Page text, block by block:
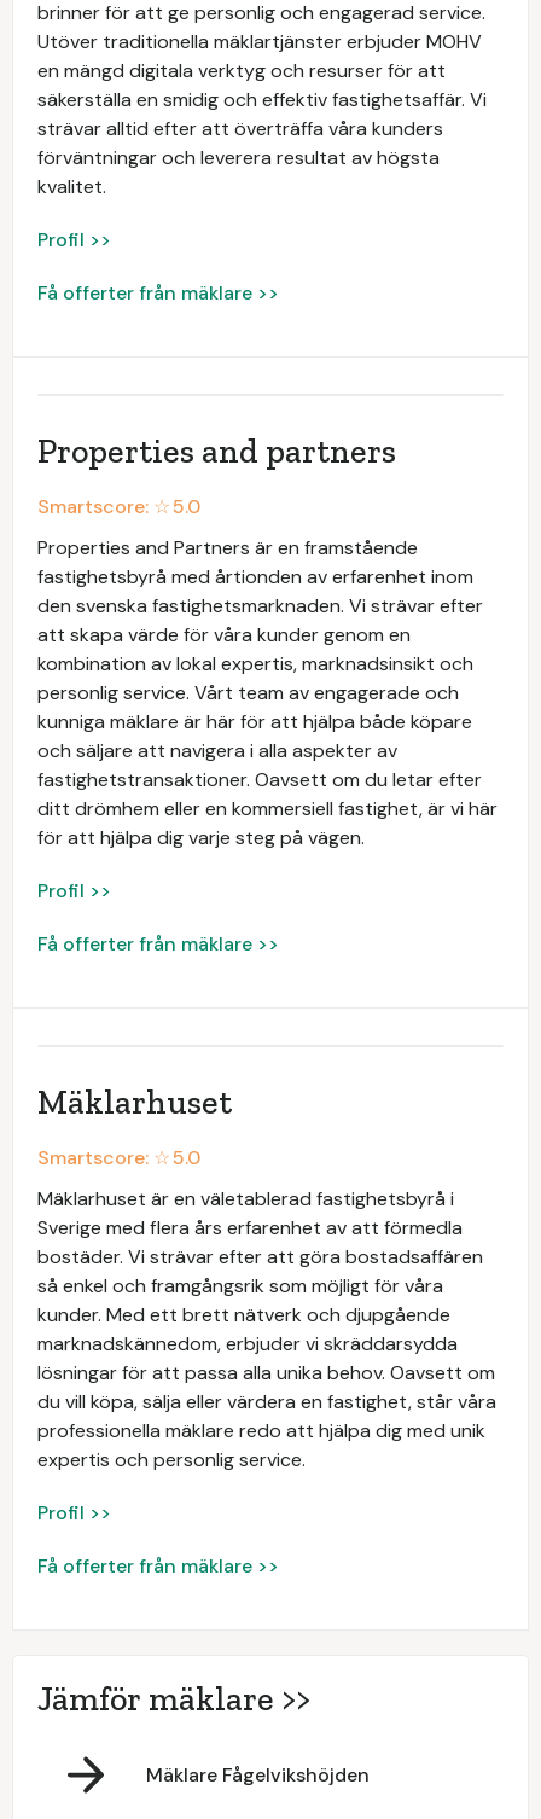
brinner för att ge personlig och engagerad service.
Utöver traditionella mäklartjänster erbjuder MOHV
en mängd digitala verktyg och resurser för att
säkerställa en smidig och effektiv fastighetsaffär. Vi
strävar alltid efter att överträffa våra kunders
förväntningar och leverera resultat av högsta
kvalitet.
Profil >>
Få offerter från mäklare >>
Properties and partners
Smartscore: ☆5.0
Properties and Partners är en framstående
fastighetsbyrå med årtionden av erfarenhet inom
den svenska fastighetsmarknaden. Vi strävar efter
att skapa värde för våra kunder genom en
kombination av lokal expertis, marknadsinsikt och
personlig service. Vårt team av engagerade och
kunniga mäklare är här för att hjälpa både köpare
och säljare att navigera i alla aspekter av
fastighetstransaktioner. Oavsett om du letar efter
ditt drömhem eller en kommersiell fastighet, är vi här
för att hjälpa dig varje steg på vägen.
Profil >>
Få offerter från mäklare >>
Mäklarhuset
Smartscore: ☆5.0
Mäklarhuset är en väletablerad fastighetsbyrå i
Sverige med flera års erfarenhet av att förmedla
bostäder. Vi strävar efter att göra bostadsaffären
så enkel och framgångsrik som möjligt för våra
kunder. Med ett brett nätverk och djupgående
marknadskännedom, erbjuder vi skräddarsydda
lösningar för att passa alla unika behov. Oavsett om
du vill köpa, sälja eller värdera en fastighet, står våra
professionella mäklare redo att hjälpa dig med unik
expertis och personlig service.
Profil >>
Få offerter från mäklare >>
Jämför mäklare >>
Mäklare Fågelvikshöjden